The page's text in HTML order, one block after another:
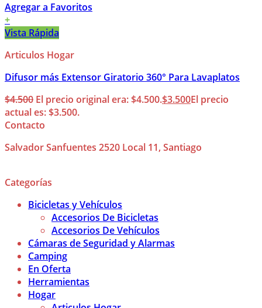
Agregar a Favoritos
+
Vista Rápida
Articulos Hogar
Difusor más Extensor Giratorio 360° Para Lavaplatos
$4.500 El precio original era: $4.500.$3.500El precio
actual es: $3.500.
Contacto
Salvador Sanfuentes 2520 Local 11, Santiago
Categorías
Bicicletas y Vehículos
Accesorios De Bicicletas
Accesorios De Vehículos
Cámaras de Seguridad y Alarmas
Camping
En Oferta
Herramientas
Hogar